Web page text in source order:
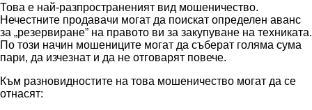
Това е най-разпространеният вид мошеничество.
Нечестните продавачи могат да поискат определен аванс
за „резервиране” на правото ви за закупуване на техниката.
По този начин мошениците могат да съберат голяма сума
пари, да изчезнат и да не отговарят повече.
Към разновидностите на това мошеничество могат да се
отнасят: